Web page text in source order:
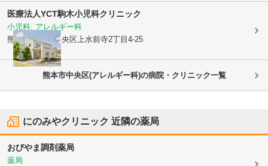
医療法人YCT駒木小児科クリニック
小児科, アレルギー科
熊本県熊本市中央区上水前寺2丁目4-25
熊本市中央区(アレルギー科)の病院・クリニック一覧
にのみやクリニック 近隣の薬局
おびやま調剤薬局
薬局